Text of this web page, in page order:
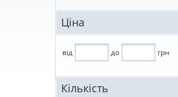
Ціна
від до грн
Кількість